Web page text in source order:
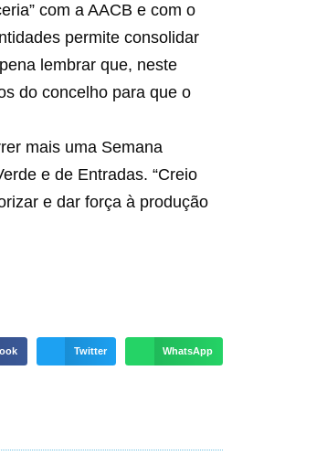
com a AACB e com o
permite consolidar
lembrar que, neste
do concelho para que o
mais uma Semana
e de Entradas. “Creio
e dar força à produção
Twitter WhatsApp